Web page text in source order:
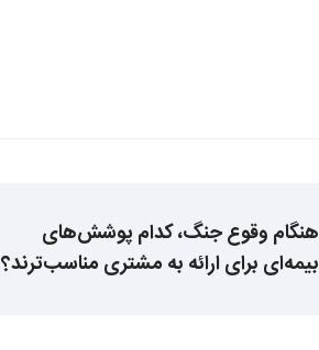
هنگام وقوع جنگ، کدام پوشش‌های
بیمه‌ای برای ارائه به مشتری مناسب‌ترند؟